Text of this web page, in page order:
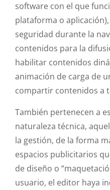
software con el que
plataforma o
seguridad durante la
contenidos para la
habilitar contenidos
animación de carga de
compartir contenidos a
También pertenecen a
naturaleza técnica,
la gestión, de la forma
espacios publicitarios
de diseño o
usuario, el editor haya